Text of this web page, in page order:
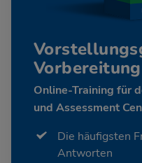
Vorbereitung
Online-Training für
und Assessment
Die häufigsten
Antworten